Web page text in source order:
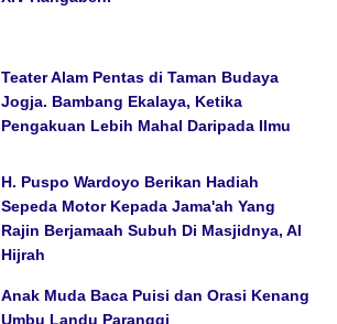
Teater Alam Pentas di Taman Budaya
Jogja. Bambang Ekalaya, Ketika
Pengakuan Lebih Mahal Daripada Ilmu
H. Puspo Wardoyo Berikan Hadiah
Sepeda Motor Kepada Jama'ah Yang
Rajin Berjamaah Subuh Di Masjidnya, Al
Hijrah
Anak Muda Baca Puisi dan Orasi Kenang
Umbu Landu Paranggi